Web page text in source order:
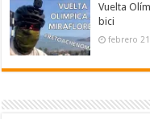
Vuelta
bici
febrero